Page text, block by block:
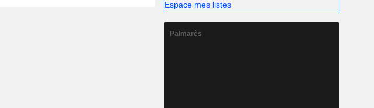
Espace mes listes
Palmarès